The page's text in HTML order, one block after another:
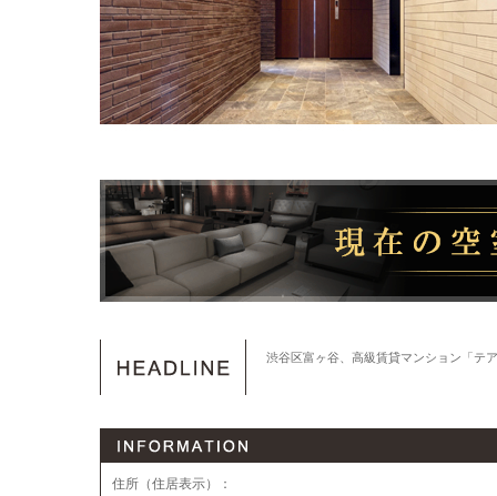
渋谷区富ヶ谷、高級賃貸マンション「テ
住所（住居表示）：